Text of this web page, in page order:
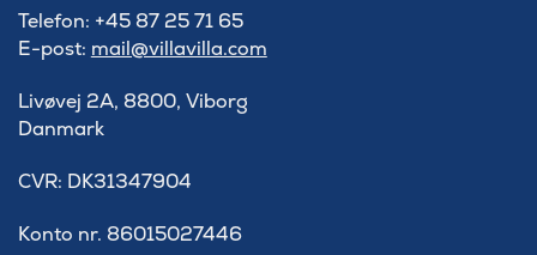
Telefon: +45 87 25 71 65
E-post: mail@villavilla.com
Livøvej 2A, 8800, Viborg
Danmark
​CVR: DK31347904
Konto nr. 86015027446